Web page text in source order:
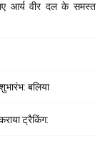
आर्य वीर दल के समस्त
बलिया
ट्रैकिंग: